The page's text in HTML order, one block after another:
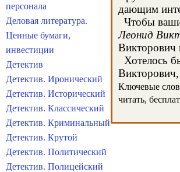
дающим
Чтобы ваши
Леонид
Викторович
Хотелось
Викторович,
Ключевые
читать,
персонала
Деловая литература.
Ценные бумаги,
инвестиции
Детектив
Детектив. Иронический
Детектив. Исторический
Детектив. Классический
Детектив. Криминальный
Детектив. Крутой
Детектив. Политический
Детектив. Полицейский